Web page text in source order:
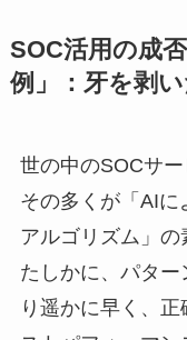
SOC活用の成
例」：牙を剥
世の中のSOCサー
その多くが「AIに
アルゴリズム」の
たしかに、パター
り遥かに早く、